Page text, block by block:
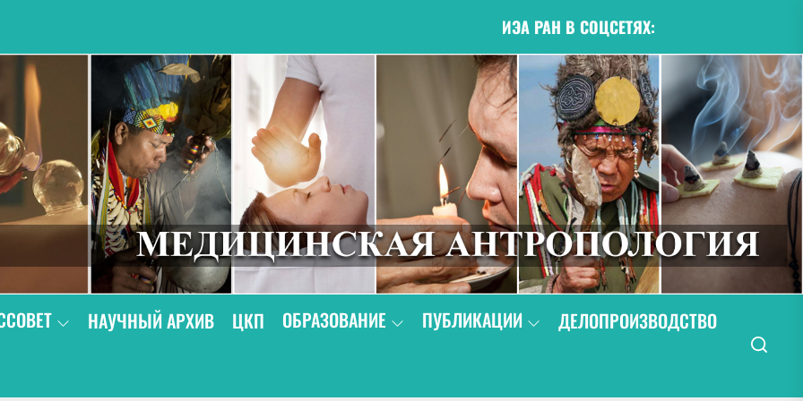
ИЭА РАН В СОЦСЕТЯХ:
НАУЧНЫЙ АРХИВ ЦКП ОБРАЗОВАНИЕ ПУБЛИКАЦИИ
ДЕЛОПРОИЗВОДСТВО